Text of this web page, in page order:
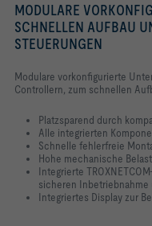
MODULARE
SCHNELLEN AUFBAU
STEUERUNGEN
Modulare vorkonfigurierte
Controllern, zum schnellen
Platzsparend durch
Alle integrierten
Schnelle fehlerfreie
Hohe mechanische
Integrierte
sicheren Inbetriebnahme
Integriertes Display zur